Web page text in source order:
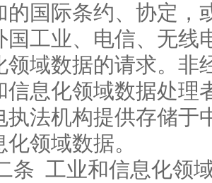
的国际条约、协定，
国工业、电信、无线
领域数据的请求。非
信息化领域数据处理
执法机构提供存储于
领域数据。
条 工业和信息化领